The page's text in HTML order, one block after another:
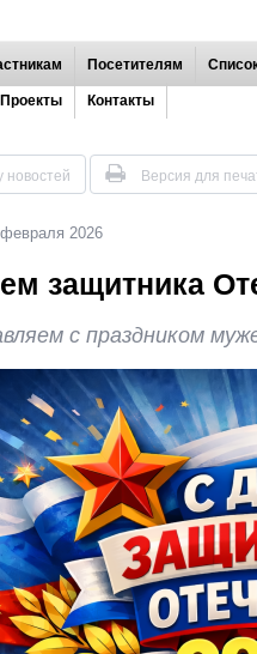
Посетителям
Проекты Контакты
новостей Версия для
2026
защитника
с праздником